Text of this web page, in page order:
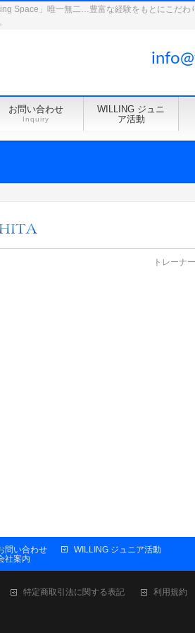
Space」唯一無二…豊富な経験をもとにこだわ
お問い合わせ
Inquiry
WILLING ジュニ
ア活動
トレーナー
問い合わせ
社案内
WILLING ジュニア活動
特定商取引法に関する表記 利用規約